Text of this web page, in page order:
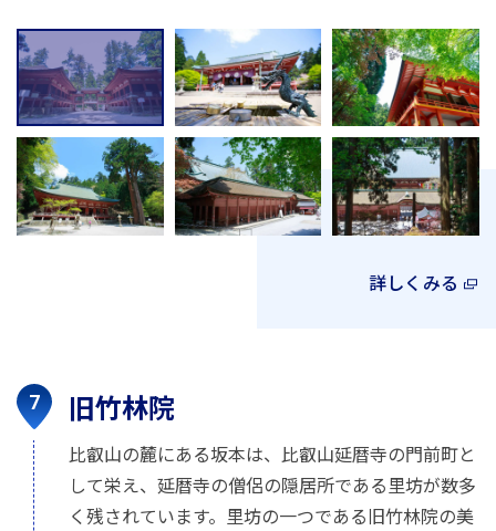
詳しくみる
旧竹林院
比叡山の麓にある坂本は、比叡山延暦寺の門前町と
して栄え、延暦寺の僧侶の隠居所である里坊が数多
く残されています。里坊の一つである旧竹林院の美